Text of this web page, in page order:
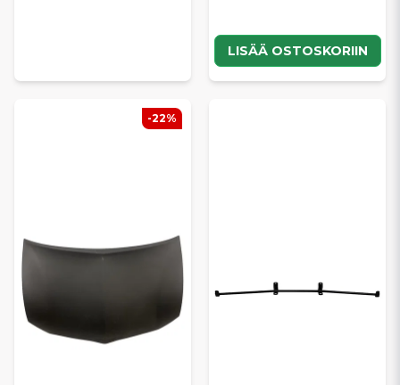
LISÄÄ OSTOSKORIIN
-22%